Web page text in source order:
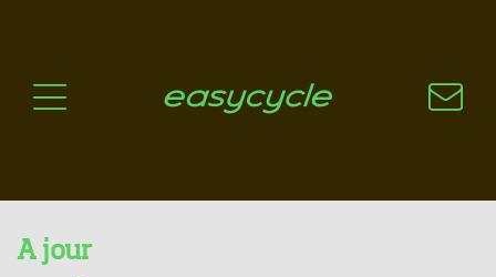
Les choix technologiques
A jour